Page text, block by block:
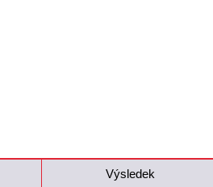
Výsledek